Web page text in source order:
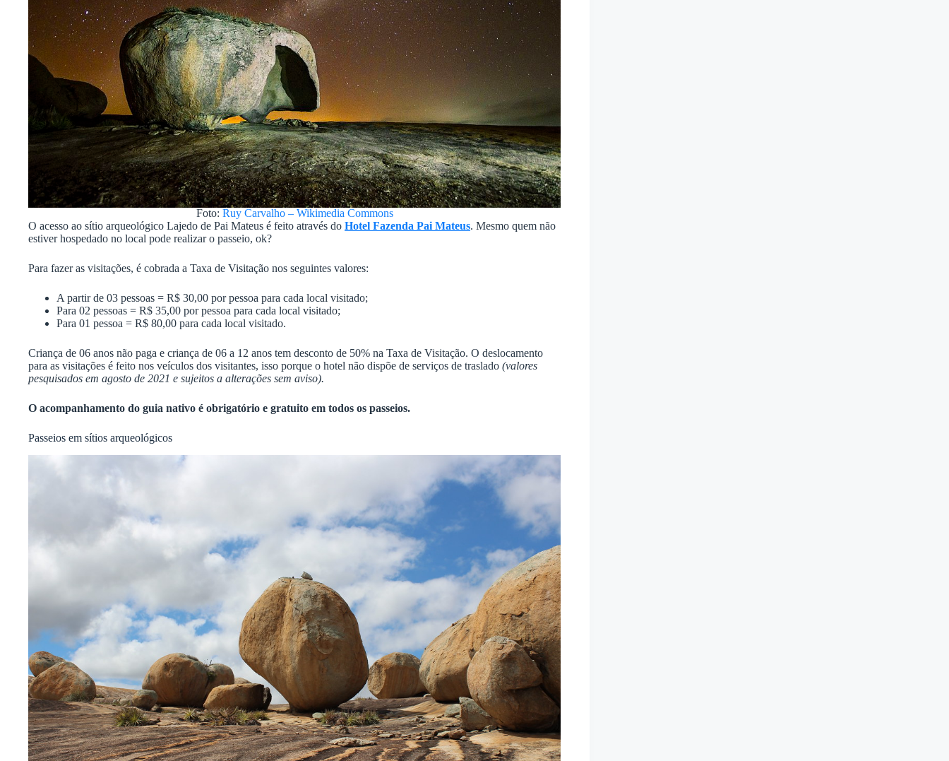
Foto: Ruy Carvalho – Wikimedia Commons
O acesso ao sítio arqueológico Lajedo de Pai Mateus é feito através do Hotel Fazenda Pai Mateus. Mesmo quem não
estiver hospedado no local pode realizar o passeio, ok?
Para fazer as visitações, é cobrada a Taxa de Visitação nos seguintes valores:
A partir de 03 pessoas = R$ 30,00 por pessoa para cada local visitado;
Para 02 pessoas = R$ 35,00 por pessoa para cada local visitado;
Para 01 pessoa = R$ 80,00 para cada local visitado.
Criança de 06 anos não paga e criança de 06 a 12 anos tem desconto de 50% na Taxa de Visitação. O deslocamento
para as visitações é feito nos veículos dos visitantes, isso porque o hotel não dispõe de serviços de traslado (valores
pesquisados em agosto de 2021 e sujeitos a alterações sem aviso).
O acompanhamento do guia nativo é obrigatório e gratuito em todos os passeios.
Passeios em sítios arqueológicos